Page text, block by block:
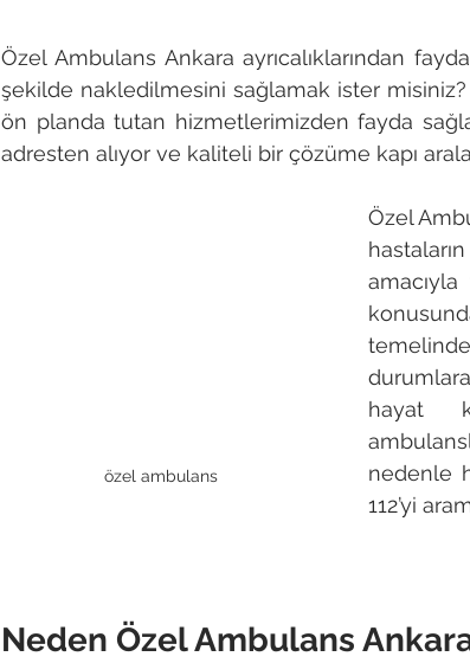
Özel Ambulans Ankara ayrıcalıklarından
şekilde nakledilmesini sağlamak ister
ön planda tutan hizmetlerimizden fayda
adresten alıyor ve kaliteli bir çözüme kapı
özel ambulans
Özel
hayat
nedenle
112’yi
Neden Özel Ambulans